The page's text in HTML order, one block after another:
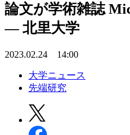
論文が学術雑誌
— 北里大学
2023.02.24 14:00
大学ニュース
先端研究